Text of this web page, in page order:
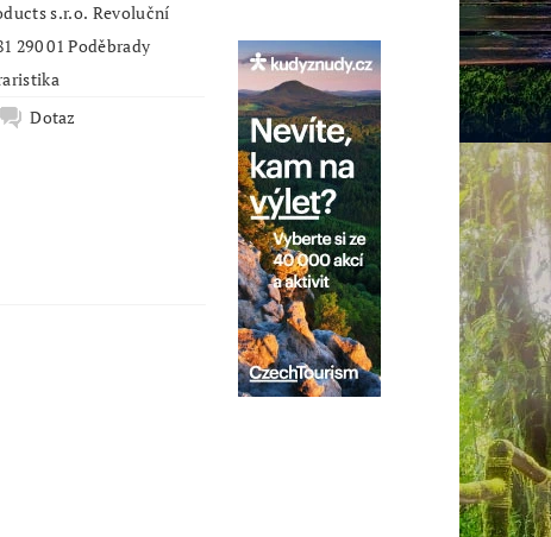
s.r.o. Revoluční
290 01 Poděbrady
Dotaz